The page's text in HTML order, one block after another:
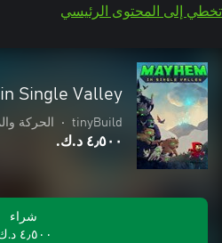
تخطي إلى المحتوى الرئيسي
Single Valley
tinyBuild
• الحركة
٤٫٥٠٠ د.ك.‏
شراء
٤٫٥٠٠ د.ك.‏